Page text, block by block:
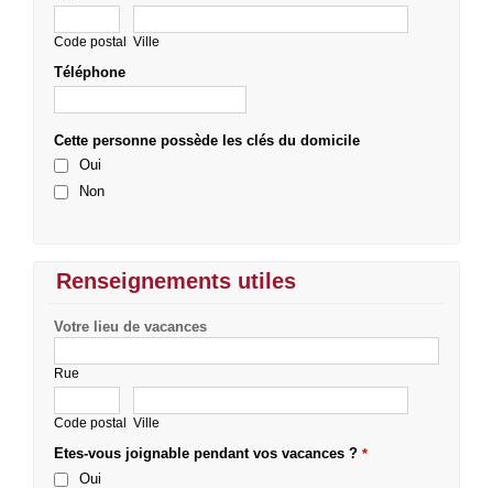
Code postal Ville
Téléphone
Cette personne possède les clés du domicile
Oui
Non
Renseignements utiles
Votre lieu de vacances
Rue
Code postal Ville
Etes-vous joignable pendant vos vacances ? *
Oui